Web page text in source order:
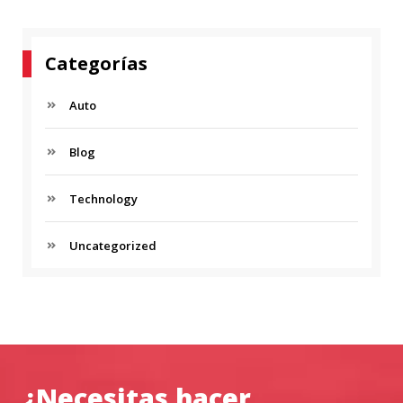
Categorías
Auto
Blog
Technology
Uncategorized